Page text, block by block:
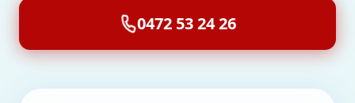
0472 53 24 26